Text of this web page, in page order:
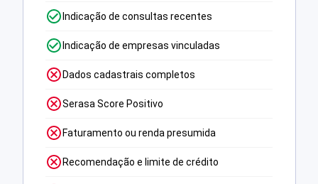
Indicação de consultas recentes
Indicação de empresas vinculadas
Dados cadastrais completos
Serasa Score Positivo
Faturamento ou renda presumida
Recomendação e limite de crédito